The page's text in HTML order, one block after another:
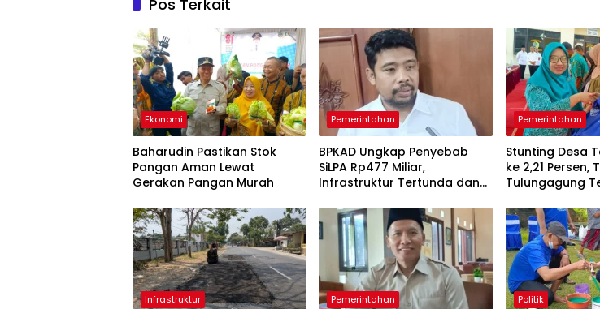
Pos Terkait
Ekonomi
Baharudin Pastikan Stok
Pangan Aman Lewat
Gerakan Pangan Murah
Pemerintahan
BPKAD Ungkap Penyebab
SiLPA Rp477 Miliar,
Infrastruktur Tertunda dan
Pemerintahan
Stunting Desa
ke 2,21 Persen,
Tulungagung
Berkelanjutan
Infrastruktur Pemerintahan Politik